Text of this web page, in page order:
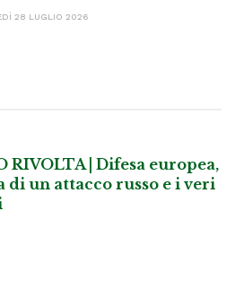
28 LUGLIO 2026
RIVOLTA | Difesa europea,
di un attacco russo e i veri